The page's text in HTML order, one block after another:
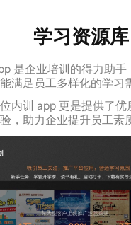
学习资源库
是企业培训的得力助手
满足员工多样化的学习
内训 app 更是提供了优
，助力企业提升员工素